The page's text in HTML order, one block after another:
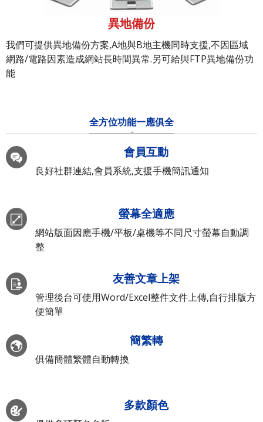
異地備份
我們可提供異地備份方案,A地與B地主機同時支援,不因區域
網路/電路因素造成網站長時間異常.另可給與FTP異地備份功
能
全方位功能一應俱全
會員互動
良好社群連結,會員系統,支援手機簡訊通知
螢幕全適應
網站版面因應手機/平板/桌機等不同尺寸螢幕自動調
整
友善文章上架
管理後台可使用Word/Excel整件文件上傳,自行排版方
便簡單
簡繁轉
俱備簡體繁體自動轉換
多款顏色